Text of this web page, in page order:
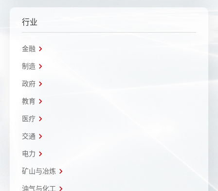
行业
金融
制造
政府
教育
医疗
交通
电力
矿山与冶炼
油气与化工